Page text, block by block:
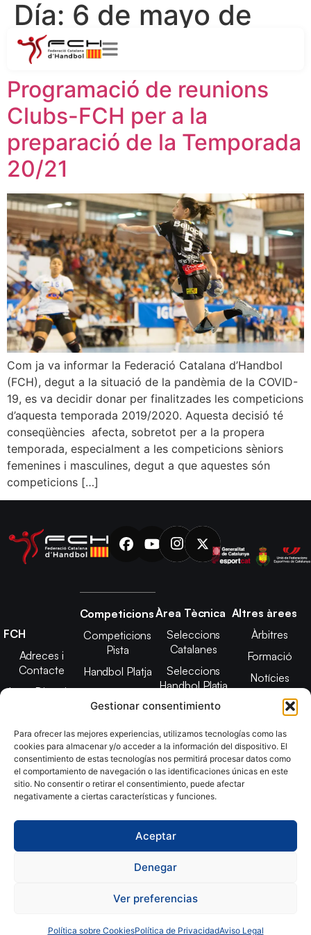
Gestionar consentimiento
Para ofrecer las mejores experiencias, utilizamos tecnologías como las
cookies para almacenar y/o acceder a la información del dispositivo. El
consentimiento de estas tecnologías nos permitirá procesar datos como
el comportamiento de navegación o las identificaciones únicas en este
sitio. No consentir o retirar el consentimiento, puede afectar
negativamente a ciertas características y funciones.
Aceptar
Denegar
Ver preferencias
Política sobre CookiesPolítica de PrivacidadAviso Legal
Día: 6 de mayo de
2020
Programació de reunions
Clubs-FCH per a la
preparació de la Temporada
20/21
Com ja va informar la Federació Catalana d’Handbol
(FCH), degut a la situació de la pandèmia de la COVID-
19, es va decidir donar per finalitzades les competicions
d’aquesta temporada 2019/2020. Aquesta decisió té
conseqüències afecta, sobretot per a la propera
temporada, especialment a les competicions sèniors
femenines i masculines, degut a que aquestes són
competicions […]
FCH
Adreces i
Contacte
Junta Directiva
2025
Estatuts
Transparència
Imatge
Competicions
Competicions
Pista
Handbol Platja
Àrea Tècnica
Seleccions
Catalanes
Seleccions
Handbol Platja
Tecnificació
CATH
Promoció
Altres àrees
Àrbitres
Formació
Notícies
Adreces de
contacte
Copyright © 2024, Federació Catalana d´Handbol. Desarrollado
porTOOOLS
Política de CookiesPolítica de Privacidad